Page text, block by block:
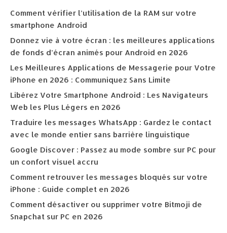
Comment vérifier l’utilisation de la RAM sur votre
smartphone Android
Donnez vie à votre écran : les meilleures applications
de fonds d’écran animés pour Android en 2026
Les Meilleures Applications de Messagerie pour Votre
iPhone en 2026 : Communiquez Sans Limite
Libérez Votre Smartphone Android : Les Navigateurs
Web les Plus Légers en 2026
Traduire les messages WhatsApp : Gardez le contact
avec le monde entier sans barrière linguistique
Google Discover : Passez au mode sombre sur PC pour
un confort visuel accru
Comment retrouver les messages bloqués sur votre
iPhone : Guide complet en 2026
Comment désactiver ou supprimer votre Bitmoji de
Snapchat sur PC en 2026